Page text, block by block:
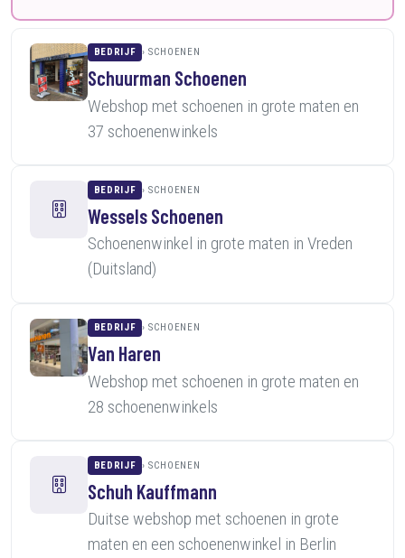
BEDRIJF SCHOENEN
Schuurman Schoenen
Webshop met schoenen in grote maten en
37 schoenenwinkels
BEDRIJF SCHOENEN
Wessels Schoenen
Schoenenwinkel in grote maten in Vreden
(Duitsland)
BEDRIJF SCHOENEN
Van Haren
Webshop met schoenen in grote maten en
28 schoenenwinkels
BEDRIJF SCHOENEN
Schuh Kauffmann
Duitse webshop met schoenen in grote
maten en een schoenenwinkel in Berlin